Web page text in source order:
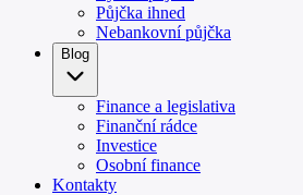
Půjčka ihned
Nebankovní půjčka
Blog
Finance a legislativa
Finanční rádce
Investice
Osobní finance
Kontakty